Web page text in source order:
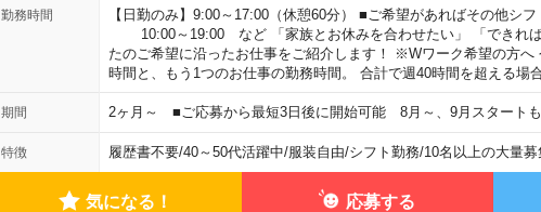
勤務時間
【日勤のみ】9:00～17:00（休憩60分） ■ご希望があればその他シ
10:00～19:00 など 「家族とお休みを合わせたい」 「できれば
たのご希望に沿ったお仕事をご紹介します！ ※Wワーク希望の方へ
時間と、もう1つのお仕事の勤務時間。 合計で週40時間を超える場
期間 2ヶ月～ ■ご応募から最短3日後に開始可能 8月～、9月スタートも
特徴 履歴書不要/40～50代活躍中/服装自由/シフト勤務/10名以上の大量募
気になる！ 応募する